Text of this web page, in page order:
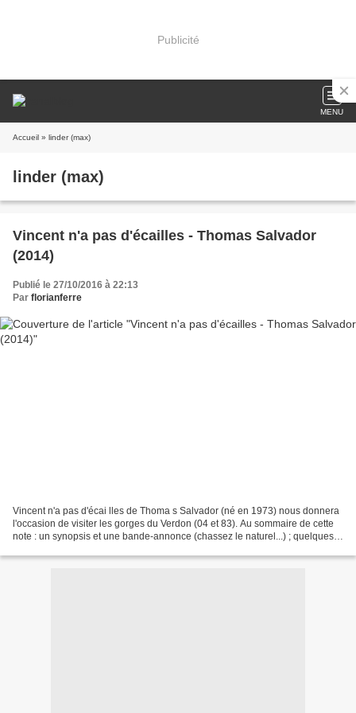
Publicité
MENU
Accueil » linder (max)
linder (max)
Vincent n'a pas d'écailles - Thomas Salvador
(2014)
Publié le 27/10/2016 à 22:13
Par florianferre
Vincent n'a pas d'écai lles de Thoma s Salvador (né en 1973) nous donnera
l'occasion de visiter les gorges du Verdon (04 et 83). Au sommaire de cette
note : un synopsis et une bande-annonce (chassez le naturel...) ; quelques